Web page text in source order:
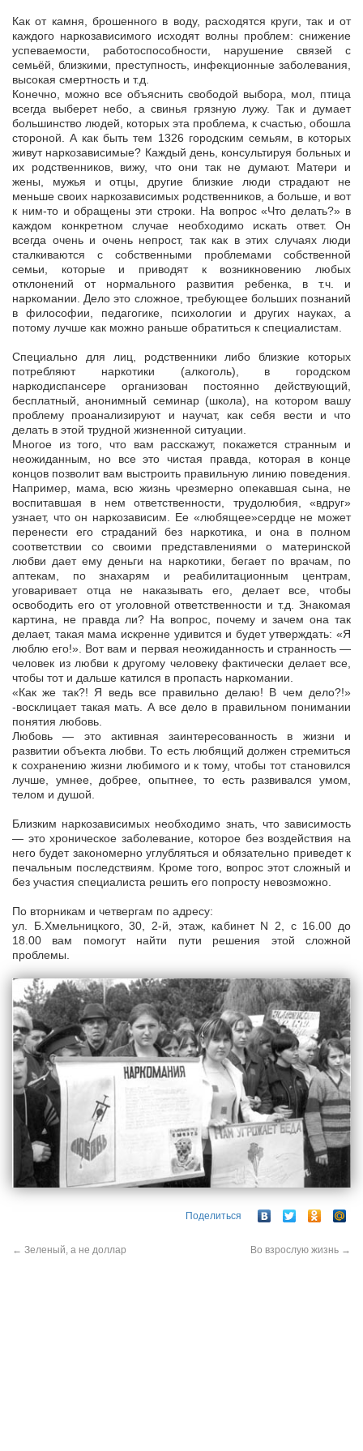
Как от камня, брошенного в воду, расходятся круги, так и от
каждого наркозависимого исходят волны проблем: снижение
успеваемости, работоспособности, нарушение связей с
семьёй, близкими, преступность, инфекционные заболевания,
высокая смертность и т.д.
Конечно, можно все объяснить свободой выбора, мол, птица
всегда выберет небо, а свинья грязную лужу. Так и думает
большинство людей, которых эта проблема, к счастью, обошла
стороной. А как быть тем 1326 городским семьям, в которых
живут наркозависимые? Каждый день, консультируя больных и
их родственников, вижу, что они так не думают. Матери и
жены, мужья и отцы, другие близкие люди страдают не
меньше своих наркозависимых родственников, а больше, и вот
к ним-то и обращены эти строки. На вопрос «Что делать?» в
каждом конкретном случае необходимо искать ответ. Он
всегда очень и очень непрост, так как в этих случаях люди
сталкиваются с собственными проблемами собственной
семьи, которые и приводят к возникновению любых
отклонений от нормального развития ребенка, в т.ч. и
наркомании. Дело это сложное, требующее больших познаний
в философии, педагогике, психологии и других науках, а
потому лучше как можно раньше обратиться к специалистам.
Специально для лиц, родственники либо близкие которых
потребляют наркотики (алкоголь), в городском
наркодиспансере организован постоянно действующий,
бесплатный, анонимный семинар (школа), на котором вашу
проблему проанализируют и научат, как себя вести и что
делать в этой трудной жизненной ситуации.
Многое из того, что вам расскажут, покажется странным и
неожиданным, но все это чистая правда, которая в конце
концов позволит вам выстроить правильную линию поведения.
Например, мама, всю жизнь чрезмерно опекавшая сына, не
воспитавшая в нем ответственности, трудолюбия, «вдруг»
узнает, что он наркозависим. Ее «любящее»сердце не может
перенести его страданий без наркотика, и она в полном
соответствии со своими представлениями о материнской
любви дает ему деньги на наркотики, бегает по врачам, по
аптекам, по знахарям и реабилитационным центрам,
уговаривает отца не наказывать его, делает все, чтобы
освободить его от уголовной ответственности и т.д. Знакомая
картина, не правда ли? На вопрос, почему и зачем она так
делает, такая мама искренне удивится и будет утверждать: «Я
люблю его!». Вот вам и первая неожиданность и странность —
человек из любви к другому человеку фактически делает все,
чтобы тот и дальше катился в пропасть наркомании.
«Как же так?! Я ведь все правильно делаю! В чем дело?!»
-восклицает такая мать. А все дело в правильном понимании
понятия любовь.
Любовь — это активная заинтересованность в жизни и
развитии объекта любви. То есть любящий должен стремиться
к сохранению жизни любимого и к тому, чтобы тот становился
лучше, умнее, добрее, опытнее, то есть развивался умом,
телом и душой.
Близким наркозависимых необходимо знать, что зависимость
— это хроническое заболевание, которое без воздействия на
него будет закономерно углубляться и обязательно приведет к
печальным последствиям. Кроме того, вопрос этот сложный и
без участия специалиста решить его попросту невозможно.
По вторникам и четвергам по адресу:
ул. Б.Хмельницкого, 30, 2-й, этаж, кабинет N 2, с 16.00 до
18.00 вам помогут найти пути решения этой сложной
проблемы.
Поделиться
← Зеленый, а не доллар Во взрослую жизнь →